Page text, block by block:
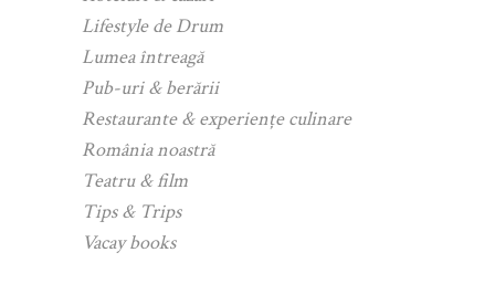
Lifestyle de Drum
Lumea întreagă
Pub-uri & berării
Restaurante & experiențe culinare
România noastră
Teatru & film
Tips & Trips
Vacay books